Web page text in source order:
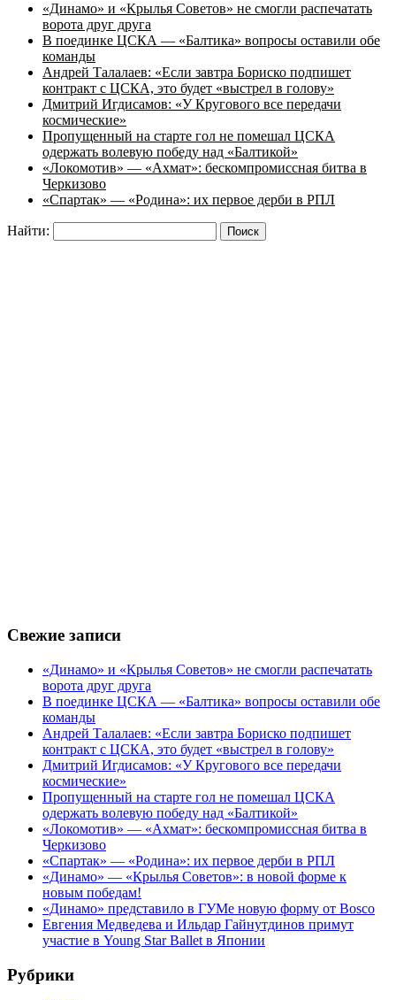
«Динамо» и «Крылья Советов» не смогли распечатать
ворота друг друга
В поединке ЦСКА — «Балтика» вопросы оставили обе
команды
Андрей Талалаев: «Если завтра Бориско подпишет
контракт с ЦСКА, это будет «выстрел в голову»
Дмитрий Игдисамов: «У Кругового все передачи
космические»
Пропущенный на старте гол не помешал ЦСКА
одержать волевую победу над «Балтикой»
«Локомотив» — «Ахмат»: бескомпромиссная битва в
Черкизово
«Спартак» — «Родина»: их первое дерби в РПЛ
Найти:
Свежие записи
«Динамо» и «Крылья Советов» не смогли распечатать
ворота друг друга
В поединке ЦСКА — «Балтика» вопросы оставили обе
команды
Андрей Талалаев: «Если завтра Бориско подпишет
контракт с ЦСКА, это будет «выстрел в голову»
Дмитрий Игдисамов: «У Кругового все передачи
космические»
Пропущенный на старте гол не помешал ЦСКА
одержать волевую победу над «Балтикой»
«Локомотив» — «Ахмат»: бескомпромиссная битва в
Черкизово
«Спартак» — «Родина»: их первое дерби в РПЛ
«Динамо» — «Крылья Советов»: в новой форме к
новым победам!
«Динамо» представило в ГУМе новую форму от Bosco
Евгения Медведева и Ильдар Гайнутдинов примут
участие в Young Star Ballet в Японии
Рубрики